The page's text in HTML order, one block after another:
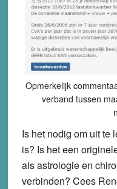
Opmerkelijk
verband tussen
Is het nodig om uit te
is? Is het een
als astrologie en
verbinden? Cees